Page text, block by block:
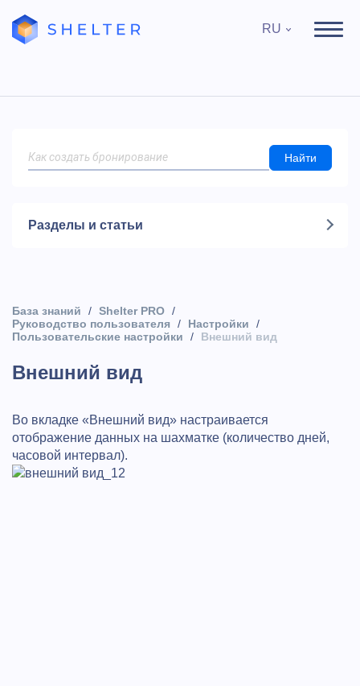
RU
Найти
Разделы и статьи
База знаний
Shelter PRO
Руководство пользователя
Настройки
Пользовательские настройки
Внешний вид
Внешний вид
Во вкладке «Внешний вид» настраивается
отображение данных на шахматке (количество дней,
часовой интервал).